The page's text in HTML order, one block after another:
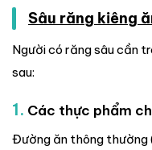
Sâu răng kiêng
Người có răng sâu cần
sau:
1. Các thực phẩm
Đường ăn thông thường